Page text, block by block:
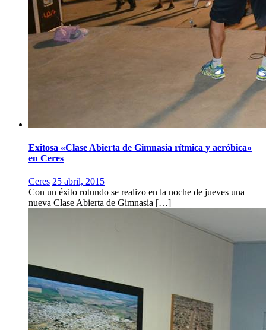
Exitosa «Clase Abierta de Gimnasia rítmica y aeróbica»
en Ceres
Ceres 25 abril, 2015
Con un éxito rotundo se realizo en la noche de jueves una
nueva Clase Abierta de Gimnasia […]